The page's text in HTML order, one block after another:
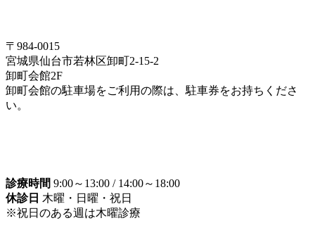
〒984-0015
宮城県仙台市若林区卸町2-15-2
卸町会館2F
卸町会館の駐車場をご利用の際は、駐車券をお持ちくださ
い。
診療時間 9:00～13:00 / 14:00～18:00
休診日 木曜・日曜・祝日
※祝日のある週は木曜診療